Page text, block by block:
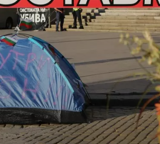
Перник, 29°C
Плевен, 36°C
Пловдив, 35°C
Разград, 34°C
Русе, 36°C
Силистра, 34
Сливен °C
Смолян, 27°C
София, 31°C
Стара Загора,
Търговище, 34